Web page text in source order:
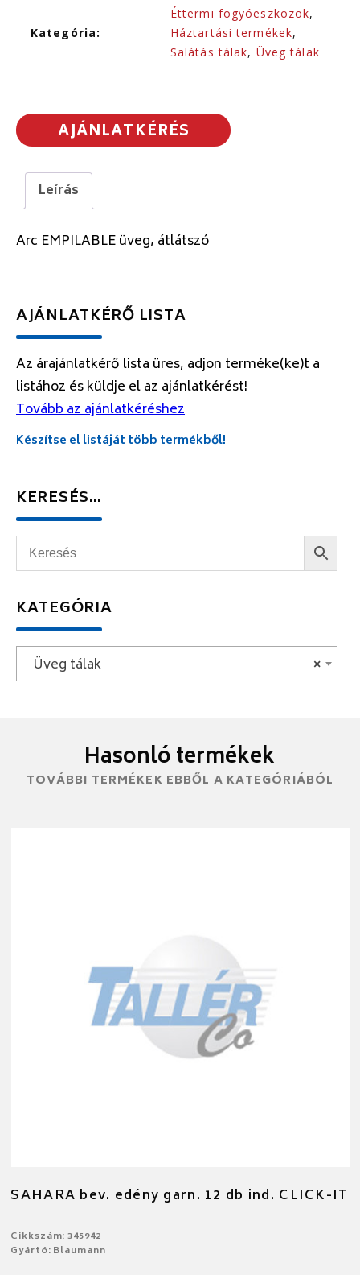
Kategória:
Éttermi fogyóeszközök,
Háztartási termékek,
Salátás tálak, Üveg tálak
AJÁNLATKÉRÉS
Leírás
Arc EMPILABLE üveg, átlátszó
AJÁNLATKÉRŐ LISTA
Az árajánlatkérő lista üres, adjon terméke(ke)t a
listához és küldje el az ajánlatkérést!
Tovább az ajánlatkéréshez
Készítse el listáját több termékből!
KERESÉS…
KATEGÓRIA
×
Üveg tálak
Hasonló termékek
TOVÁBBI TERMÉKEK EBBŐL A KATEGÓRIÁBÓL
SAHARA bev. edény garn. 12 db ind. CLICK-IT
Cikkszám: 345942
Gyártó: Blaumann